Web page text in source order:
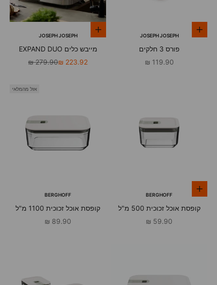
הוספה לסלJOSEPH JOSEPH
פורס 3 חלקים
מחיר מבצע
119.90 ₪
הוספה לסלJOSEPH JOSEPH
מייבש כלים EXPAND DUO
מחיר מבצע
223.92 ₪ מחיר רגיל
279.90 ₪
הוספה לסלBERGHOFF
קופסת אוכל זכוכית 500 מ"ל
Perfect Seal ברגהוף
מחיר מבצע
59.90 ₪
אזל מהמלאי
BERGHOFF
קופסת אוכל זכוכית 1100 מ"ל
Perfect Seal ברגהוף
מחיר מבצע
89.90 ₪